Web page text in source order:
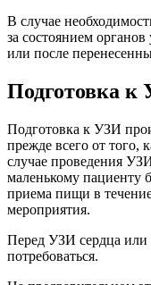
В случае
за состоянием
или после
Подготовка к
Подготовка к УЗИ
прежде всего от того,
случае проведения
маленькому пациенту
приема пищи в
мероприятия.
Перед УЗИ сердца или
потребоваться.